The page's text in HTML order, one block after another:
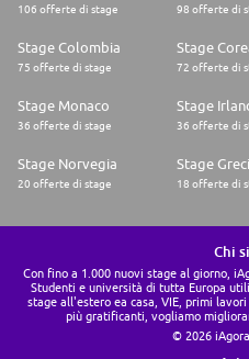
106 offerte di stage 98 offerte di
Stage Colombia
75 offerte di stage
Stage
72 offerte di
Stage Monaco
36 offerte di stage
Stage
36 offerte di
Stage Norvegia
20 offerte di stage
Stage
18 offerte di
Chi
Con fino a 1.000 nuovi stage al giorno,
Studenti e università di tutta Europa
stage all'estero ea casa, VIE, primi
più gratificanti, vogliamo
© 2026